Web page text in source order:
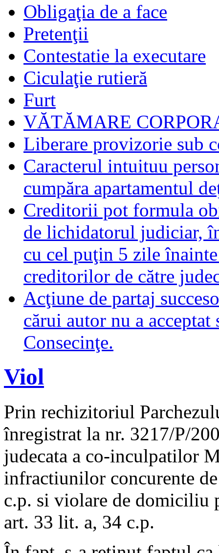
Obligaţia de a face
Pretenţii
Contestatie la executare
Ciculaţie rutieră
Furt
VĂTĂMARE
Liberare provizorie sub
Caracterul intuituu
cumpăra apartamentul
Creditorii pot formula
de lichidatorul judiciar,
cu cel puţin 5 zile
creditorilor de către
Acţiune de partaj
cărui autor nu a
Consecinţe.
Viol
Prin rechizitoriul
înregistrat la nr. 3217/P/
judecata a co-inculpatilor
infractiunilor concurente
c.p. si violare de domiciliu
art. 33 lit. a, 34 c.p.